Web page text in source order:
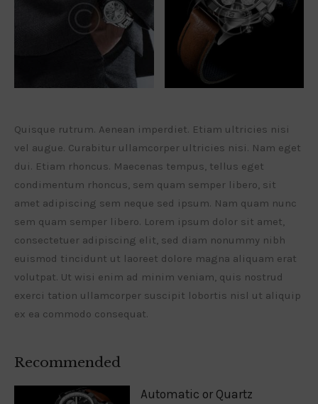
Quisque rutrum. Aenean imperdiet. Etiam ultricies nisi
vel augue. Curabitur ullamcorper ultricies nisi. Nam eget
dui. Etiam rhoncus. Maecenas tempus, tellus eget
condimentum rhoncus, sem quam semper libero, sit
amet adipiscing sem neque sed ipsum. Nam quam nunc
sem quam semper libero. Lorem ipsum dolor sit amet,
consectetuer adipiscing elit, sed diam nonummy nibh
euismod tincidunt ut laoreet dolore magna aliquam erat
volutpat. Ut wisi enim ad minim veniam, quis nostrud
exerci tation ullamcorper suscipit lobortis nisl ut aliquip
ex ea commodo consequat.
Recommended
Automatic or Quartz